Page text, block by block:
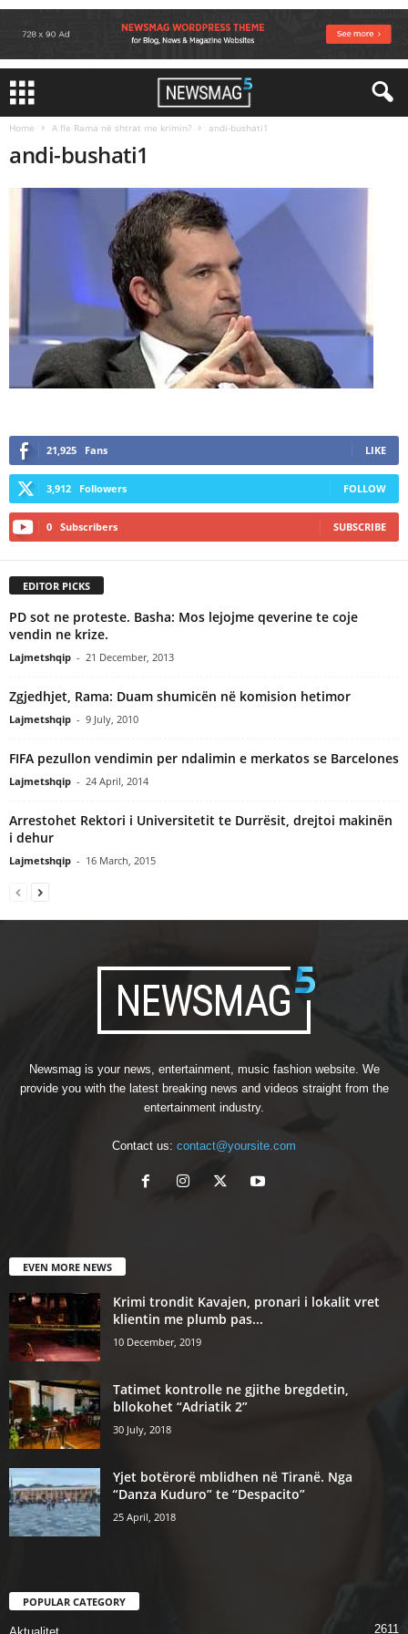
Home A fle Rama në shtrat me krimin? andi-bushati1
andi-bushati1
21,925 Fans LIKE
3,912 Followers FOLLOW
0 Subscribers SUBSCRIBE
EDITOR PICKS
PD sot ne proteste. Basha: Mos lejojme qeverine te coje
vendin ne krize.
Lajmetshqip - 21 December, 2013
Zgjedhjet, Rama: Duam shumicën në komision hetimor
Lajmetshqip - 9 July, 2010
FIFA pezullon vendimin per ndalimin e merkatos se Barcelones
Lajmetshqip - 24 April, 2014
Arrestohet Rektori i Universitetit te Durrësit, drejtoi makinën
i dehur
Lajmetshqip - 16 March, 2015
Newsmag is your news, entertainment, music fashion website. We
provide you with the latest breaking news and videos straight from the
entertainment industry.
Contact us: contact@yoursite.com
EVEN MORE NEWS
Krimi trondit Kavajen, pronari i lokalit vret
klientin me plumb pas...
10 December, 2019
Tatimet kontrolle ne gjithe bregdetin,
bllokohet “Adriatik 2”
30 July, 2018
Yjet botërorë mblidhen në Tiranë. Nga
“Danza Kuduro” te “Despacito”
25 April, 2018
POPULAR CATEGORY
2611